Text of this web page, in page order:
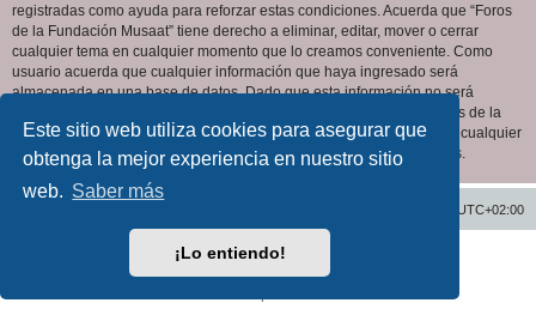
Este sitio web utiliza cookies para asegurar que
obtenga la mejor experiencia en nuestro sitio
web. Saber más
¡Lo entiendo!
registradas como ayuda para reforzar estas condiciones. Acuerda que “Foros
de la Fundación Musaat” tiene derecho a eliminar, editar, mover o cerrar
cualquier tema en cualquier momento que lo creamos conveniente. Como
usuario acuerda que cualquier información que haya ingresado será
almacenada en una base de datos. Dado que esta información no será
compartida con ninguna tercera parte sin su consentimiento, ni “Foros de la
Fundación Musaat” ni phpBB podrán considerarse responsables por cualquier
intento de hacking que conlleve a que los datos sean comprometidos.
UTC+02:00
Desarrollado porphpBB® Forum Software © phpBB Limited
phpBB España